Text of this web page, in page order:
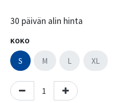
30 päivän alin hinta
KOKO
S M L XL